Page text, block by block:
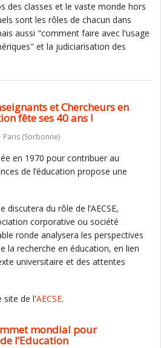
des classes et le vaste monde hors
sont les rôles de chacun dans
aussi "comment faire avec l'usage
et la judiciarisation des
et Chercheurs en
fête ses 40 ans !
(Sorbonne)
en 1970 pour contribuer au
de l’éducation propose une
du rôle de l’AECSE,
corporative ou société
ronde analysera les perspectives
la recherche en éducation, en lien
universitaire et des attentes
site de l'AECSE.
mondial pour
l’Education